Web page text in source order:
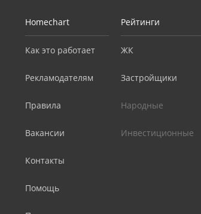
Homechart
Как это работает
Рекламодателям
Правила
Вакансии
Контакты
Помощь
Рейтинги
ЖК
Застройщики
Народные
Инвестиционные